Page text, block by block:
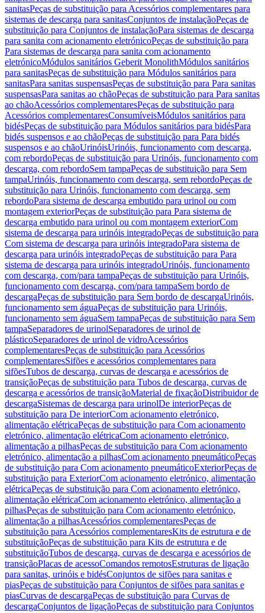
sanitasPeças de substituição para Acessórios complementares para
sistemas de descarga para sanitasConjuntos de instalaçãoPeças de
substituição para Conjuntos de instalaçãoPara sistemas de descarga
para sanita com acionamento eletrónicoPeças de substituição para
Para sistemas de descarga para sanita com acionamento
eletrónicoMódulos sanitários Geberit MonolithMódulos sanitários
para sanitasPeças de substituição para Módulos sanitários para
sanitasPara sanitas suspensasPeças de substituição para Para sanitas
suspensasPara sanitas ao chãoPeças de substituição para Para sanitas
ao chãoAcessórios complementaresPeças de substituição para
Acessórios complementaresConsumíveisMódulos sanitários para
bidésPeças de substituição para Módulos sanitários para bidésPara
bidés suspensos e ao chãoPeças de substituição para Para bidés
suspensos e ao chãoUrinóisUrinóis, funcionamento com descarga,
com rebordoPeças de substituição para Urinóis, funcionamento com
descarga, com rebordoSem tampaPeças de substituição para Sem
tampaUrinóis, funcionamento com descarga, sem rebordoPeças de
substituição para Urinóis, funcionamento com descarga, sem
rebordoPara sistema de descarga embutido para urinol ou com
montagem exteriorPeças de substituição para Para sistema de
descarga embutido para urinol ou com montagem exteriorCom
sistema de descarga para urinóis integradoPeças de substituição para
Com sistema de descarga para urinóis integradoPara sistema de
descarga para urinóis integradoPeças de substituição para Para
sistema de descarga para urinóis integradoUrinóis, funcionamento
com descarga, com/para tampaPeças de substituição para Urinóis,
funcionamento com descarga, com/para tampaSem bordo de
descargaPeças de substituição para Sem bordo de descargaUrinóis,
funcionamento sem águaPeças de substituição para Urinóis,
funcionamento sem águaSem tampaPeças de substituição para Sem
tampaSeparadores de urinolSeparadores de urinol de
plásticoSeparadores de urinol de vidroAcessórios
complementaresPeças de substituição para Acessórios
complementaresSifões e acessórios complementares para
sifõesTubos de descarga, curvas de descarga e acessórios de
transiçãoPeças de substituição para Tubos de descarga, curvas de
descarga e acessórios de transiçãoMaterial de fixaçãoDistribuidor de
descargaSistemas de descarga para urinolDe interiorPeças de
substituição para De interiorCom acionamento eletrónico,
alimentação elétricaPeças de substituição para Com acionamento
eletrónico, alimentação elétricaCom acionamento eletrónico,
alimentação a pilhasPeças de substituição para Com acionamento
eletrónico, alimentação a pilhasCom acionamento pneumáticoPeças
de substituição para Com acionamento pneumáticoExteriorPeças de
substituição para ExteriorCom acionamento eletrónico, alimentação
elétricaPeças de substituição para Com acionamento eletrónico,
alimentação elétricaCom acionamento eletrónico, alimentação a
pilhasPeças de substituição para Com acionamento eletrónico,
alimentação a pilhasAcessórios complementaresPeças de
substituição para Acessórios complementaresKits de estrutura e de
substituiçãoPeças de substituição para Kits de estrutura e de
substituiçãoTubos de descarga, curvas de descarga e acessórios de
transiçãoPlacas de acessoComandos remotosEstruturas de ligação
para sanitas, urinóis e bidésConjuntos de sifões para sanitas e
piasPeças de substituição para Conjuntos de sifões para sanitas e
piasCurvas de descargaPeças de substituição para Curvas de
descargaConjuntos de ligaçãoPeças de substituição para Conjuntos